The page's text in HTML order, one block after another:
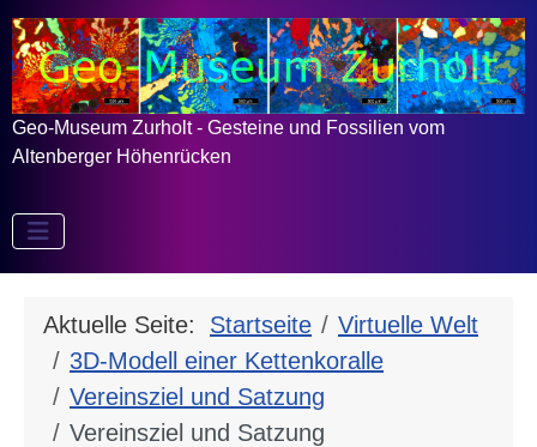
Geo-Museum Zurholt - Gesteine und Fossilien vom
Altenberger Höhenrücken
Aktuelle Seite: Startseite
Virtuelle Welt
3D-Modell einer Kettenkoralle
Vereinsziel und Satzung
Vereinsziel und Satzung